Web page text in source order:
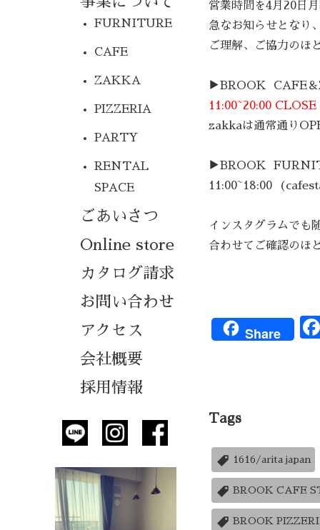
FURNITURE
CAFE
ZAKKA
PIZZERIA
PARTY
RENTAL
SPACE
ごあいさつ
Online store
カタログ請求
お問い合わせ
アクセス
会社概要
採用情報
営業時間を4月20日
急なお知らせとなり
ご理解、ご協力のほ
▶︎BROOK CAFE
11:00~20:00
zakkaは通常通り
▶︎BROOK
11:00~18:00
インスタグラムでも
合わせてご確認のほ
Share
Tags
1616/arita japan
BROOK CAFE
BROOK